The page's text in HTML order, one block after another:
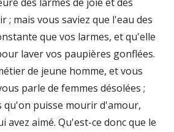
; mais vous saviez que l'eau des
que vos larmes, et qu'elle
laver vos paupières gonflées.
de jeune homme, et vous
parle de femmes désolées ;
qu'on puisse mourir d'amour,
avez aimé. Qu'est-ce donc que le